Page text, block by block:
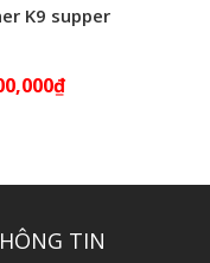
K9 supper
₫
TIN